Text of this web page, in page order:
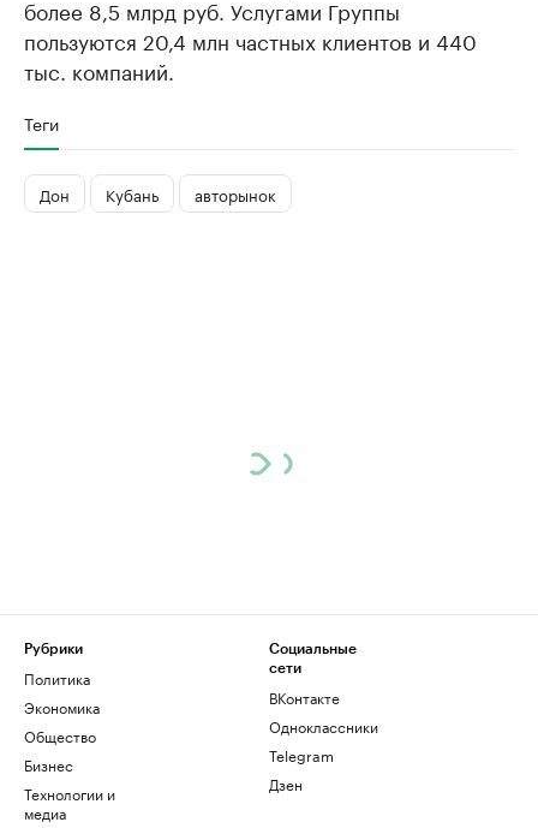
более 8,5 млрд руб. Услугами Группы
пользуются 20,4 млн частных клиентов и 440
тыс. компаний.
Теги
Дон Кубань авторынок
Рубрики
Политика
Экономика
Общество
Бизнес
Технологии и
медиа
Социальные
сети
ВКонтакте
Одноклассники
Telegram
Дзен